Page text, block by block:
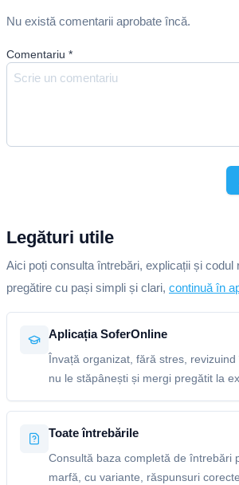
Nu există comentarii aprobate încă.
Comentariu *
Legături utile
Aici poți consulta întrebări, explicații și codul
pregătire cu pași simpli și clari, continuă în
Aplicația SoferOnline
Învață organizat, fără stres,
nu le stăpânești și mergi pregătit la
Toate întrebările
Consultă baza completă de întrebări
marfă, cu variante, răspunsuri